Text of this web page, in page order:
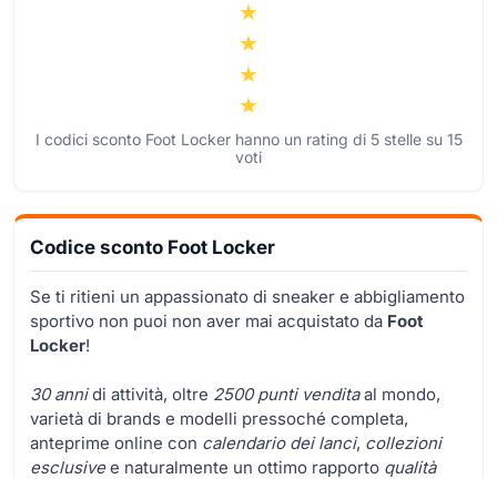
I codici sconto Foot Locker hanno un rating di 5stelle su 15
voti
Codice sconto Foot Locker
Se ti ritieni un appassionato di sneaker e abbigliamento
sportivo non puoi non aver mai acquistato da Foot
Locker!
30 annidi attività, oltre 2500 punti venditaal mondo,
varietà di brands e modelli pressoché completa,
anteprime online con calendario dei lanci, collezioni
esclusivee naturalmente un ottimo rapporto qualità